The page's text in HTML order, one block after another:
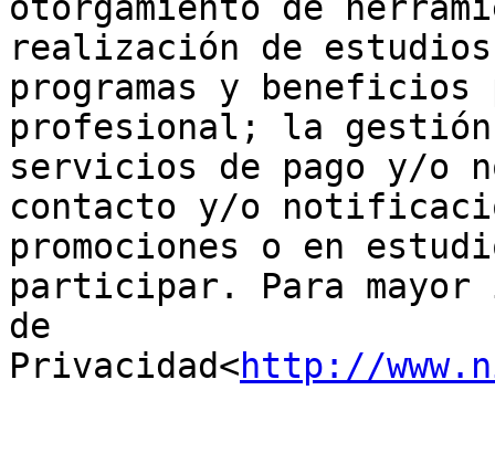
otorgamiento de
realización de
programas y
profesional; la
servicios de pago y/o
contacto y/o
promociones o en
participar. Para
de
Privacidad<http://